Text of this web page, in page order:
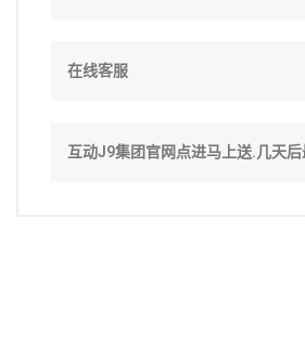
在线客服
互动J9集团官网点进马上送.几天